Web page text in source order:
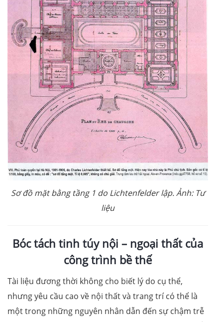
Sơ đồ mặt bằng tầng 1 do Lichtenfelder lập. Ảnh: Tư
liệu
Bóc tách tinh túy nội – ngoại thất của
công trình bề thế
Tài liệu đương thời không cho biết lý do cụ thể,
nhưng yêu cầu cao về nội thất và trang trí có thể là
một trong những nguyên nhân dẫn đến sự chậm trễ